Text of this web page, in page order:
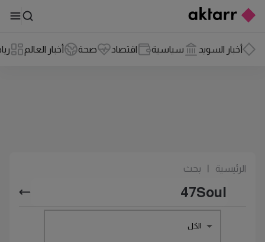
أخبار السويد سياسية اقتصاد صحة أخبار العالم
الرئيسية بحث
الكل